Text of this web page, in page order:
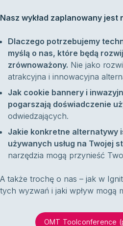
Nasz wykład zaplanowany jest
Dlaczego potrzebujemy
myślą o nas, które będą
zrównoważony. Nie jako
atrakcyjna i innowacyjna
Jak cookie bannery i
pogarszają doświadczenie
odwiedzających.
Jakie konkretne alternatywy
używanych usług na Twojej
narzędzia mogą przynieść
A także trochę o nas – jak w
tych wyzwań i jaki wpływ mogą
OMT Toolconference